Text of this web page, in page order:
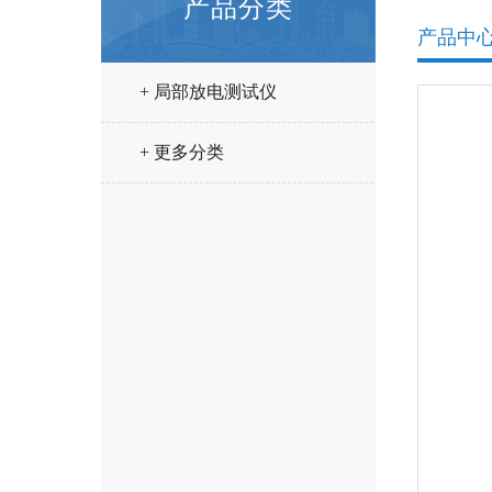
产品分类
+ 局部放电测试仪
+ 更多分类
产品中